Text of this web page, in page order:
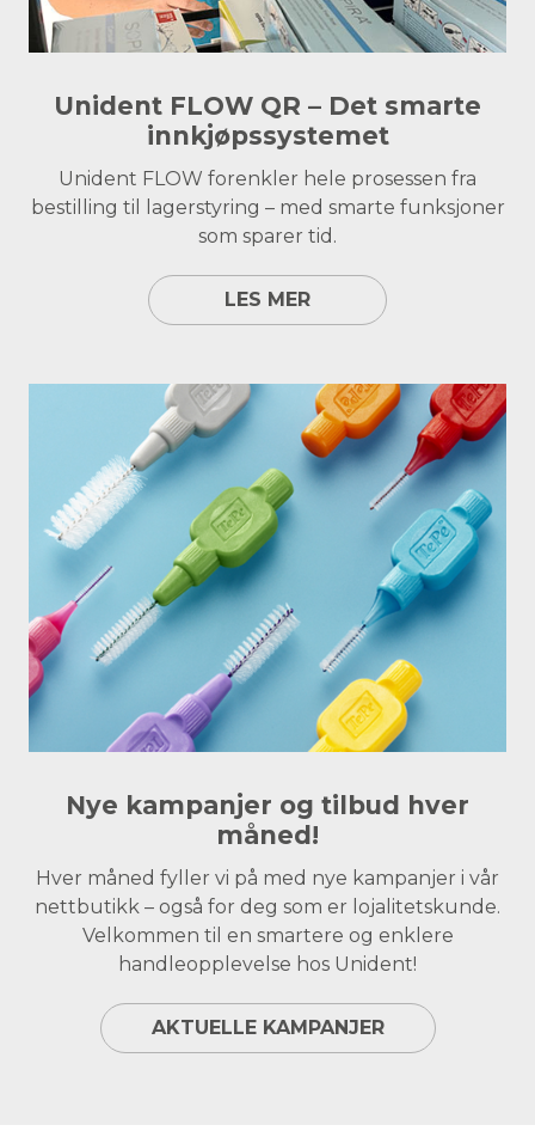
Unident FLOW QR – Det smarte
innkjøpssystemet
Unident FLOW forenkler hele prosessen fra
bestilling til lagerstyring – med smarte funksjoner
som sparer tid.
LES MER
Nye kampanjer og tilbud hver
måned!
Hver måned fyller vi på med nye kampanjer i vår
nettbutikk – også for deg som er lojalitetskunde.
Velkommen til en smartere og enklere
handleopplevelse hos Unident!
AKTUELLE KAMPANJER